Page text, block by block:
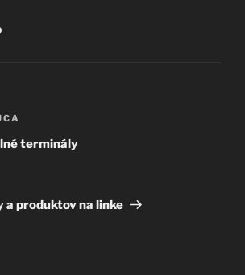
terminály
a produktov na linke